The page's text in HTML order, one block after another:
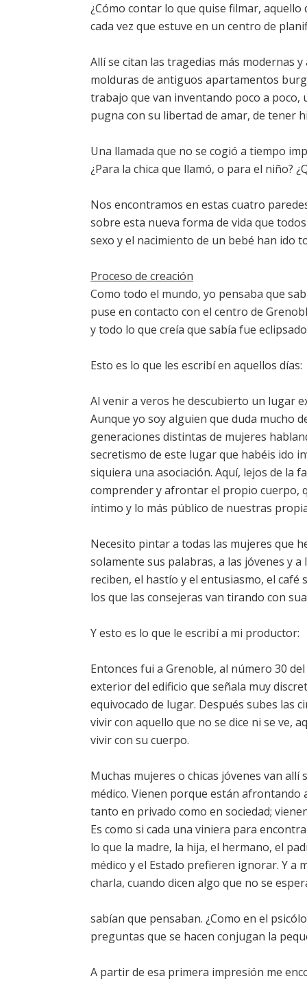
¿Cómo contar lo que quise filmar,
cada vez que estuve en un centro de
Allí se citan las tragedias más modernas
molduras de antiguos apartamentos
trabajo que van inventando poco a
pugna con su libertad de amar, de tener
Una llamada que no se cogió a tiempo
¿Para la chica que llamó, o para el niño?
Nos encontramos en estas cuatro
sobre esta nueva forma de vida que
sexo y el nacimiento de un bebé han ido
Proceso de creación
Como todo el mundo, yo pensaba que
puse en contacto con el centro de
y todo lo que creía que sabía fue
Esto es lo que les escribí en aquellos días:
Al venir a veros he descubierto un lugar
Aunque yo soy alguien que duda mucho
generaciones distintas de mujeres
secretismo de este lugar que habéis ido
siquiera una asociación. Aquí, lejos de la
comprender y afrontar el propio cuerpo,
íntimo y lo más público de nuestras
Necesito pintar a todas las mujeres que
solamente sus palabras, a las jóvenes y
reciben, el hastío y el entusiasmo, el café
los que las consejeras van tirando con
Y esto es lo que le escribí a mi productor:
Entonces fui a Grenoble, al número 30
exterior del edificio que señala muy
equivocado de lugar. Después subes las
vivir con aquello que no se dice ni se ve,
vivir con su cuerpo.
Muchas mujeres o chicas jóvenes van
médico. Vienen porque están afrontando
tanto en privado como en sociedad;
Es como si cada una viniera para
lo que la madre, la hija, el hermano, el
médico y el Estado prefieren ignorar. Y a
charla, cuando dicen algo que no se
sabían que pensaban. ¿Como en el
preguntas que se hacen conjugan la
A partir de esa primera impresión me